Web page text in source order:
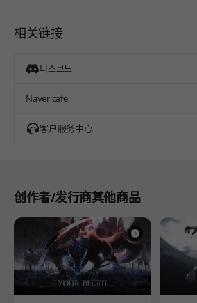
相关链接
디스코드
Naver cafe
客户服务中心
创作者/发行商其他商品